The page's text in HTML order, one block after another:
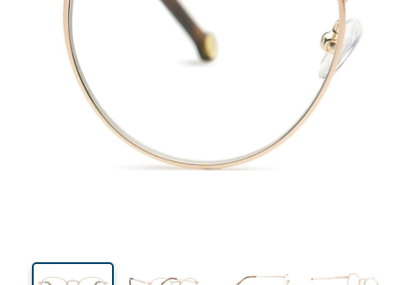
Μήκος σκελετού
45 mm
Ύψος φακού
50 mm
Μήκος φακού